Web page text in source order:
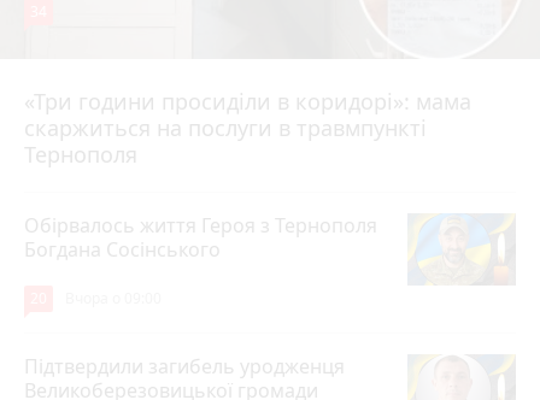
«Три години просиділи в коридорі»: мама
скаржиться на послуги в травмпункті
Тернополя
Вчора о 13:05
Обірвалось життя Героя з Тернополя
Богдана Сосінського
Підтвердили загибель уродженця
Великоберезовицької громади